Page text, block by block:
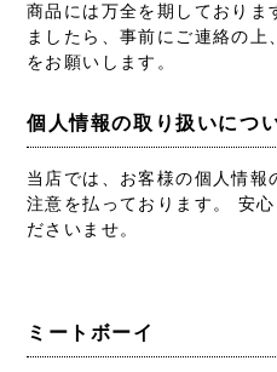
商品には万全を期しておりま
ましたら、事前にご連絡の
をお願いします。
個人情報の取り扱いにつ
当店では、お客様の個人情報
注意を払っております。 安
ださいませ。
ミートボーイ